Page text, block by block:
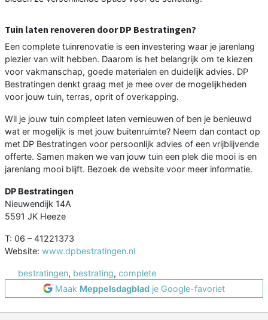
Tuin laten renoveren door DP Bestratingen?
Een complete tuinrenovatie is een investering waar je jarenlang
plezier van wilt hebben. Daarom is het belangrijk om te kiezen
voor vakmanschap, goede materialen en duidelijk advies. DP
Bestratingen denkt graag met je mee over de mogelijkheden
voor jouw tuin, terras, oprit of overkapping.
Wil je jouw tuin compleet laten vernieuwen of ben je benieuwd
wat er mogelijk is met jouw buitenruimte? Neem dan contact op
met DP Bestratingen voor persoonlijk advies of een vrijblijvende
offerte. Samen maken we van jouw tuin een plek die mooi is en
jarenlang mooi blijft. Bezoek de website voor meer informatie.
DP Bestratingen
Nieuwendijk 14A
5591 JK Heeze
T: 06 – 41221373
Website: www.dpbestratingen.nl
bestratingen, bestrating, complete
Maak Meppelsdagblad je Google-favoriet